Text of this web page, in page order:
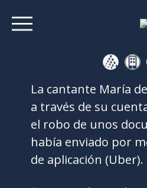
La cantante María
a través de su
el robo de unos
había enviado por
de aplicación (Uber).